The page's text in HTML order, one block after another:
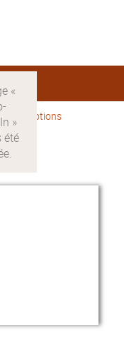
> Promotions